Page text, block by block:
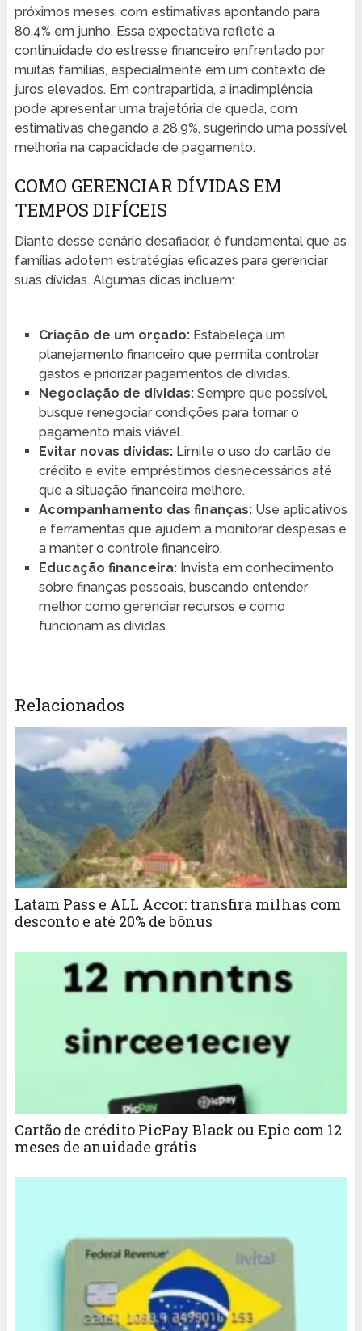
próximos meses, com estimativas apontando para
80,4% em junho. Essa expectativa reflete a
continuidade do estresse financeiro enfrentado por
muitas famílias, especialmente em um contexto de
juros elevados. Em contrapartida, a inadimplência
pode apresentar uma trajetória de queda, com
estimativas chegando a 28,9%, sugerindo uma possível
melhoria na capacidade de pagamento.
COMO GERENCIAR DÍVIDAS EM
TEMPOS DIFÍCEIS
Diante desse cenário desafiador, é fundamental que as
famílias adotem estratégias eficazes para gerenciar
suas dívidas. Algumas dicas incluem:
Criação de um orçado:Estabeleça um
planejamento financeiro que permita controlar
gastos e priorizar pagamentos de dívidas.
Negociação de dívidas:Sempre que possível,
busque renegociar condições para tornar o
pagamento mais viável.
Evitar novas dívidas:Limite o uso do cartão de
crédito e evite empréstimos desnecessários até
que a situação financeira melhore.
Acompanhamento das finanças:Use aplicativos
e ferramentas que ajudem a monitorar despesas e
a manter o controle financeiro.
Educação financeira:Invista em conhecimento
sobre finanças pessoais, buscando entender
melhor como gerenciar recursos e como
funcionam as dívidas.
Relacionados
Latam Pass e ALL Accor: transfira milhas com
desconto e até 20% de bônus
Cartão de crédito PicPay Black ou Epic com 12
meses de anuidade grátis